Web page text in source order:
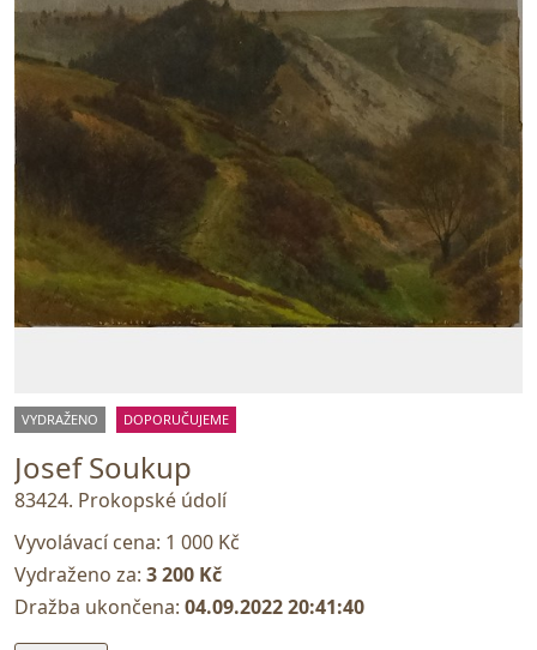
VYDRAŽENO DOPORUČUJEME
Josef Soukup
83424. Prokopské údolí
Vyvolávací cena: 1 000 Kč
Vydraženo za: 3 200 Kč
Dražba ukončena: 04.09.2022 20:41:40